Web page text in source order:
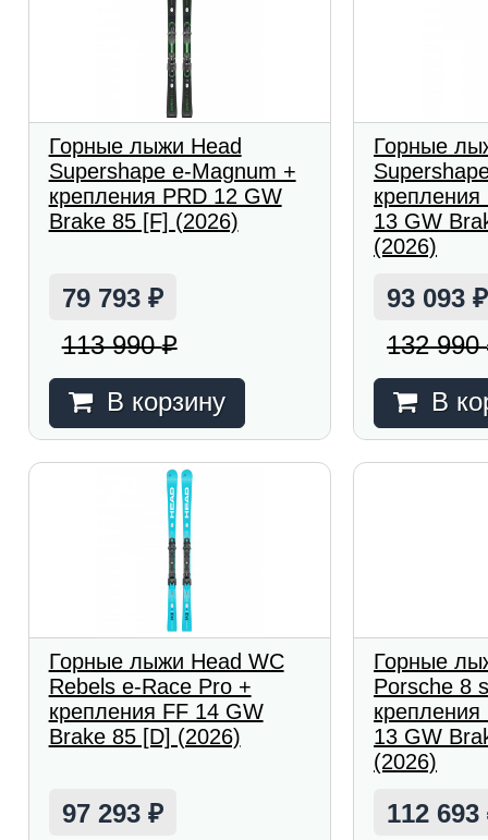
Горные лыжи Head
Supershape e-Magnum +
крепления PRD 12 GW
Brake 85 [F] (2026)
79 793 ₽
113 990₽
В корзину
Горные
13 GW
(2026)
93 093₽
132 990
В
Горные лыжи Head WC
Rebels e-Race Pro +
крепления FF 14 GW
Brake 85 [D] (2026)
97 293 ₽
Горные
Porsche 8
13 GW
(2026)
112 693